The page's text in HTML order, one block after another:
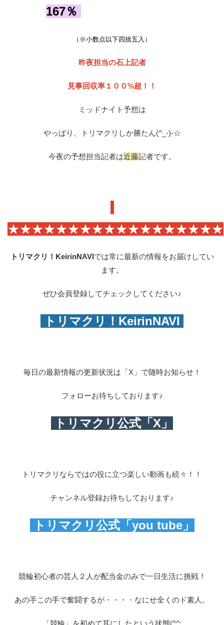
167％
（※小数点以下四捨五入）
昨夜担当の石上記者
見事回収率１００%超！！
ミッドナイト予想は
やっぱり、トリマクリしか勝たん(^_-)-☆
今夜の予想担当記者は近藤記者です。
★★★★★★★★★★★★★★★★★★
トリマクリ！KeirinNAVIでは常に最新の情報をお届けしてい
ます。
ぜひ会員登録してチェックしてください♪
トリマクリ！KeirinNAVI
毎日の最新情報の更新状況は「X」で随時お知らせ！
フォローお待ちしております♪
トリマクリ公式「X」
トリマクリならではの役に立つ楽しい動画も続々！！
チャンネル登録お待ちしております♪
トリマクリ公式「you tube」
競輪初心者の芸人２人が配当金のみで一日生活に挑戦！
あの手この手で奮闘するが・・・・なにせ全くのド素人。